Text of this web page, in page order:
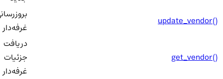
update_vendor()
بروزرسانی
غرفه‌دار
get_vendor()
دریافت
جزئیات
غرفه‌دار